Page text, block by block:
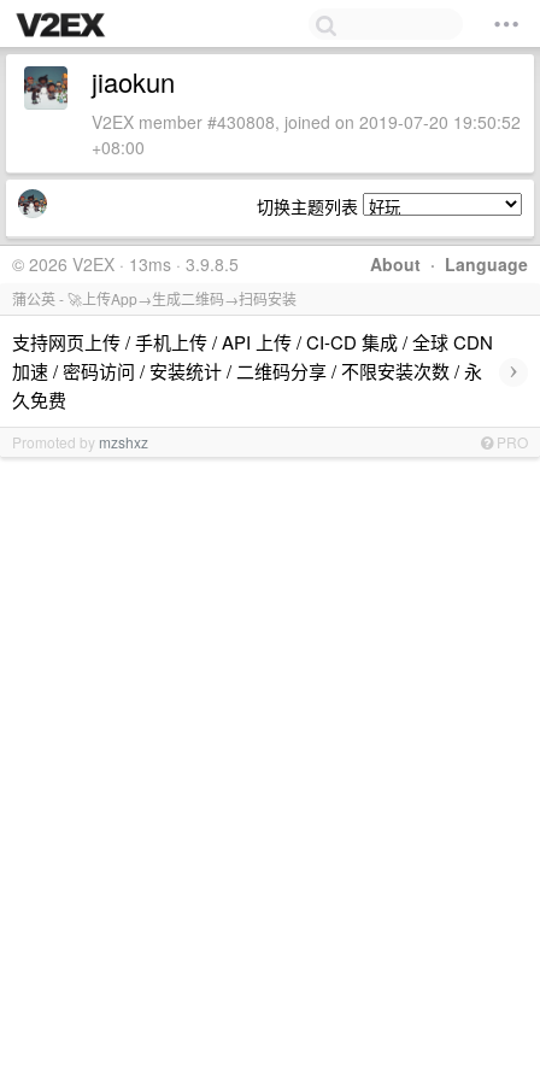
jiaokun
V2EX member #430808, joined on 2019-07-20 19:50:52
+08:00
切换主题列表
About · Language
© 2026 V2EX · 13ms · 3.9.8.5
蒲公英 - 🚀上传App→生成二维码→扫码安装
支持网页上传 / 手机上传 / API 上传 / CI-CD 集成 / 全球 CDN
加速 / 密码访问 / 安装统计 / 二维码分享 / 不限安装次数 / 永
久免费
›
Promoted by mzshxz PRO